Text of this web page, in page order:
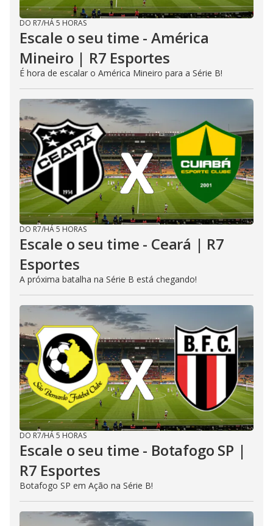
DO R7/HÁ 5 HORAS
Escale o seu time - América
Mineiro | R7 Esportes
É hora de escalar o América Mineiro para a Série B!
DO R7/HÁ 5 HORAS
Escale o seu time - Ceará | R7
Esportes
A próxima batalha na Série B está chegando!
DO R7/HÁ 5 HORAS
Escale o seu time - Botafogo SP |
R7 Esportes
Botafogo SP em Ação na Série B!